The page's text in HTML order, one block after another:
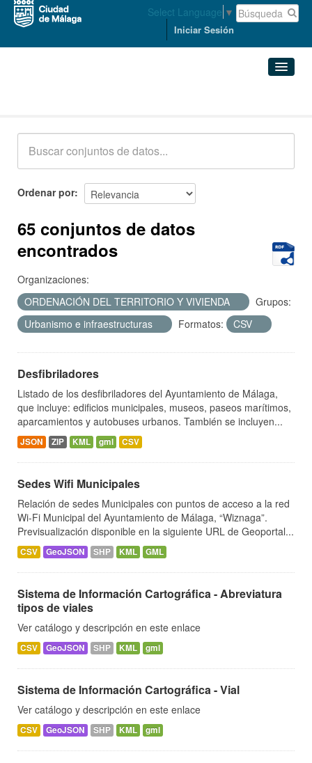
Select Language ▼
Iniciar Sesión
Acerca de
Ordenar por
65 conjuntos de datos
encontrados
Organizaciones:
ORDENACIÓN DEL TERRITORIO Y VIVIENDA
Grupos:
Urbanismo e infraestructuras
Formatos: CSV
Desfibriladores
Listado de los desfibriladores del Ayuntamiento de Málaga,
que incluye: edificios municipales, museos, paseos marítimos,
aparcamientos y autobuses urbanos. También se incluyen...
JSON ZIP KML gml CSV
Sedes Wifi Municipales
Relación de sedes Municipales con puntos de acceso a la red
Wi-Fi Municipal del Ayuntamiento de Málaga, “Wiznaga”.
Previsualización disponible en la siguiente URL de Geoportal...
CSV GeoJSON SHP KML GML
Sistema de Información Cartográfica - Abreviatura
tipos de viales
Ver catálogo y descripción en este enlace
CSV GeoJSON SHP KML gml
Sistema de Información Cartográfica - Vial
Ver catálogo y descripción en este enlace
CSV GeoJSON SHP KML gml